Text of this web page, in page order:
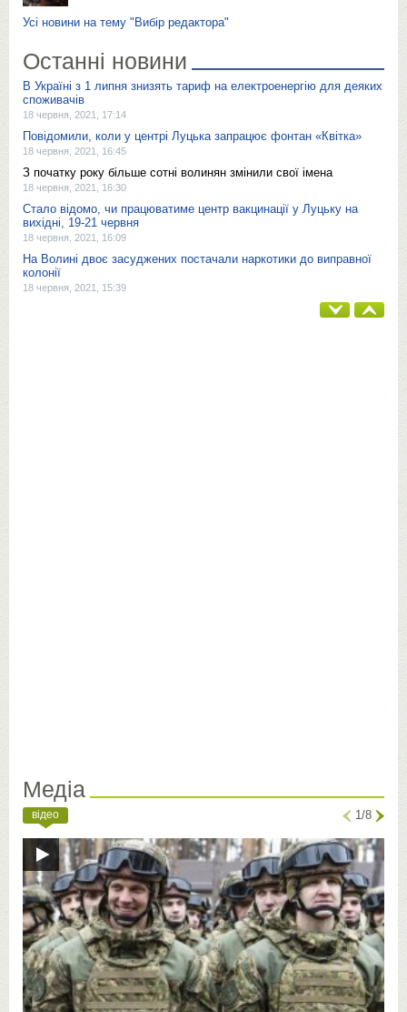
Усі новини на тему "Вибір редактора"
Останні новини
В Україні з 1 липня знизять тариф на електроенергію для деяких
споживачів
18 червня, 2021, 17:14
Повідомили, коли у центрі Луцька запрацює фонтан «Квітка»
18 червня, 2021, 16:45
З початку року більше сотні волинян змінили свої імена
18 червня, 2021, 16:30
Стало відомо, чи працюватиме центр вакцинації у Луцьку на
вихідні, 19-21 червня
18 червня, 2021, 16:09
На Волині двоє засуджених постачали наркотики до виправної
колонії
18 червня, 2021, 15:39
Медіа
відео 1/8